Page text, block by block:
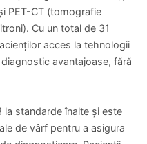
PET-CT (tomografie
Cu un total de 31
acces la tehnologii
avantajoase, fără
la standarde înalte și este
de vârf pentru a asigura